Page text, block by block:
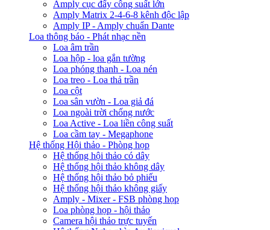
Amply cục đẩy công suất lớn
Amply Matrix 2-4-6-8 kênh độc lập
Amply IP - Amply chuẩn Dante
Loa thông báo - Phát nhạc nền
Loa âm trần
Loa hộp - loa gắn tường
Loa phóng thanh - Loa nén
Loa treo - Loa thả trần
Loa cột
Loa sân vườn - Loa giả đá
Loa ngoài trời chống nước
Loa Active - Loa liền công suất
Loa cầm tay - Megaphone
Hệ thống Hội thảo - Phòng họp
Hệ thống hội thảo có dây
Hệ thống hội thảo không dây
Hệ thống hội thảo bỏ phiếu
Hệ thống hội thảo không giấy
Amply - Mixer - FSB phòng họp
Loa phòng họp - hội thảo
Camera hội thảo trực tuyến